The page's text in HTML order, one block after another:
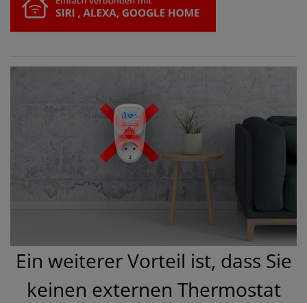
Ein weiterer Vorteil ist, dass Sie
keinen externen Thermostat